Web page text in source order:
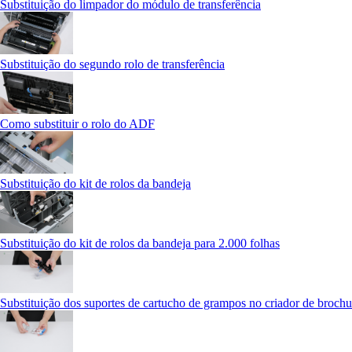
Substituição do limpador do módulo de transferência
Substituição do segundo rolo de transferência
Como substituir o rolo do ADF
Substituição do kit de rolos da bandeja
Substituição do kit de rolos da bandeja para 2.000 folhas
Substituição dos suportes de cartucho de grampos no criador de